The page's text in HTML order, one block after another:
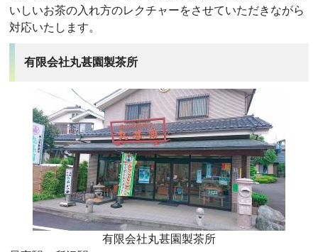
いしいお茶の入れ方のレクチャーをさせていただきながら
対応いたします。
有限会社丸甚園製茶所
有限会社丸甚園製茶所